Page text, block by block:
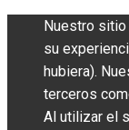
Nuestro
su
hubiera).
terceros
Al utilizar el